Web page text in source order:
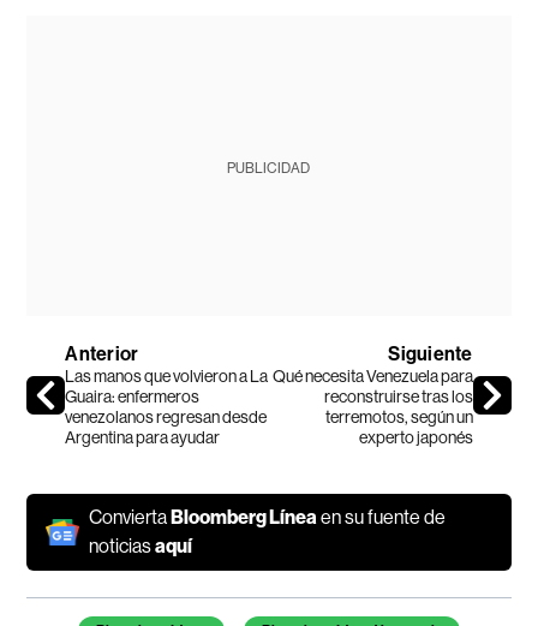
PUBLICIDAD
Anterior
Las manos que volvieron a La
Guaira: enfermeros
venezolanos regresan desde
Argentina para ayudar
Siguiente
Qué necesita Venezuela para
reconstruirse tras los
terremotos, según un
experto japonés
ConviertaBloomberg Líneaen su fuente de
noticiasaquí